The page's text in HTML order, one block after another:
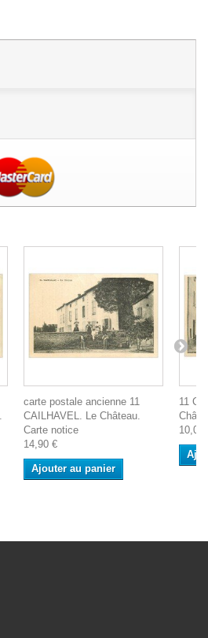
carte postale ancienne 11
CAILHAVEL. Le Château.
Carte notice
14,90 €
Ajouter au panier
11
10,00